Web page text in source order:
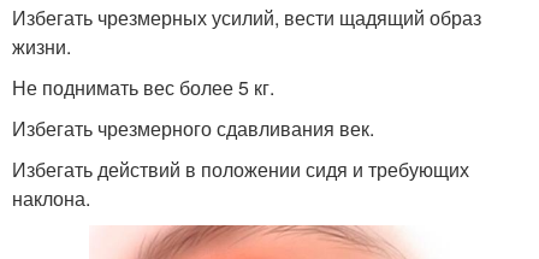
Избегать чрезмерных усилий, вести щадящий образ
жизни.
Не поднимать вес более 5 кг.
Избегать чрезмерного сдавливания век.
Избегать действий в положении сидя и требующих
наклона.